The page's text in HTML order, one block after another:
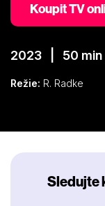
Koupit TV
2023 | 50 min
Režie: R. Radke
Sledujte